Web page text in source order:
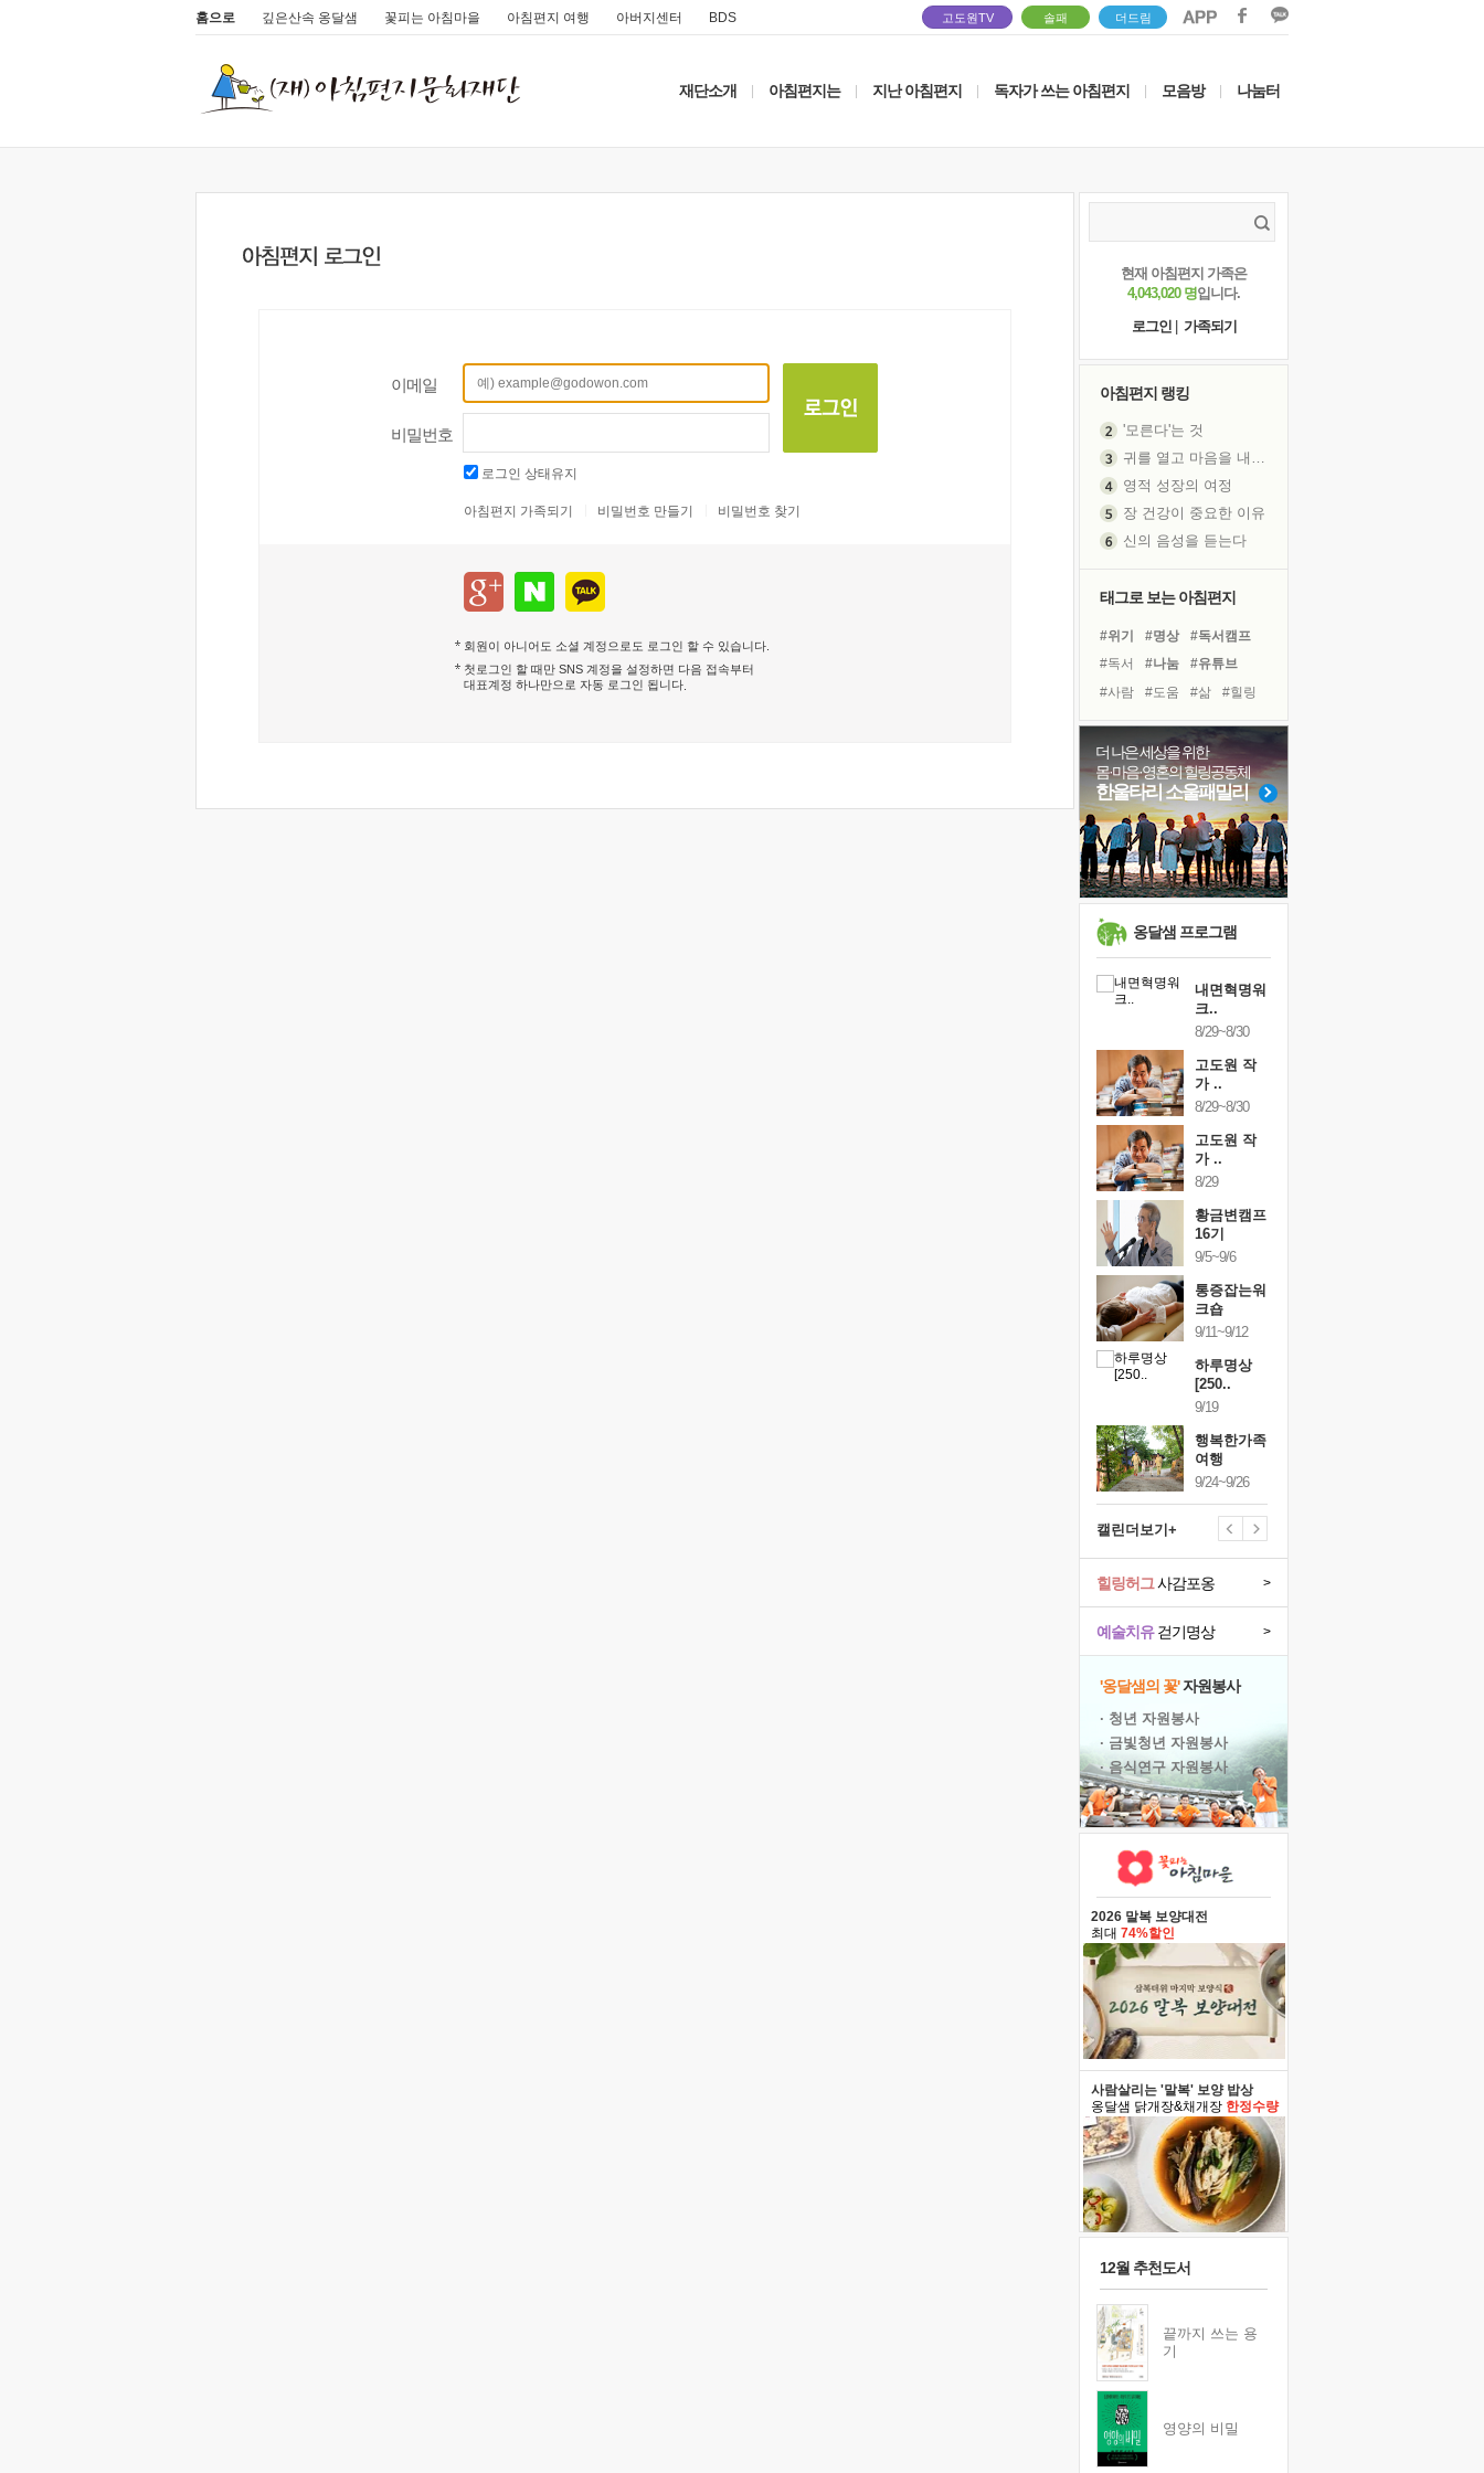
홈으로 깊은산속 옹달샘 꽃피는 아침마을 아침편지 여행 아버지센터 BDS 고도원TV 솔패 더드림
재단소개 아침편지는 지난 아침편지 독자가 쓰는 아침편지 모음방 나눔터
이메일
비밀번호
로그인 상태유지
아침편지 가족되기 비밀번호 만들기 비밀번호 찾기
회원이 아니어도 소셜 계정으로도 로그인 할 수 있습니다.
첫로그인 할 때만 SNS 계정을 설정하면 다음 접속부터
대표계정 하나만으로 자동 로그인 됩니다
현재 아침편지 가족은
4,043,020 명입니다.
로그인
가족되기
아침편지 랭킹
'모른다'는 것
영적 성장의 여정
장 건강이 중요한 이유
신의 음성을 듣는다
극과 극의 양 끝단
피해 갈 수 없는 사건들
처음 손을 잡았던 날
꿈이 실제가 되는 것
'말 타는 법'을 먼저
졸업식 사진을 보며
극심한 변비, 어깨결림, 수면 장애
아픈 아버지를 위한 공간 설계
슬럼프
보고 싶은 어머니
유년 시절의 부산 영도 바다
'모른다'는 것
태그로 보는 아침편지
#위기 #명상
#독서캠프
#독서
#나눔
#유튜브
#사람
#도움 #삶
#힐링
#비전캠프
#친구
#바이러스
#선택
#극복
#계획
#건강
#링컨학교
#아이들
#리더
#희망
#다짐
더 나은 세상을 위한
몸·마음·영혼의 힐링공동체
한울타리 소울패밀리
옹달샘 프로그램
내면혁명워
크..
8/29~8/30
고도원 작
가 ..
8/29~8/30
고도원 작
가 ..
8/29
황금변캠프
16기
9/5~9/6
통증잡는워
크숍
9/11~9/12
하루명상
[250..
9/19
행복한가족
여행
9/24~9/26
캘린더보기+
예술치유걷기명상 >
힐링허그사감포옹 >
'옹달샘의 꽃'자원봉사
· 청년 자원봉사
· 금빛청년 자원봉사
· 음식연구 자원봉사
2026 말복 보양대전
최대 74%할인
사람살리는 '말복' 보양 밥상
옹달샘 닭개장&채개장 한정수량
12월 추천도서
끝까지 쓰는 용
기
영양의 비밀